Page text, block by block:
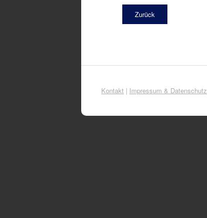
Zurück
Kontakt | Impressum & Datenschutz